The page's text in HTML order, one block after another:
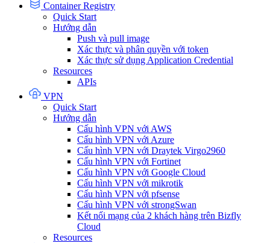
Container Registry
Quick Start
Hướng dẫn
Push và pull image
Xác thực và phân quyền với token
Xác thực sử dụng Application Credential
Resources
APIs
VPN
Quick Start
Hướng dẫn
Cấu hình VPN với AWS
Cấu hình VPN với Azure
Cấu hình VPN với Draytek Virgo2960
Cấu hình VPN với Fortinet
Cấu hình VPN với Google Cloud
Cấu hình VPN với mikrotik
Cấu hình VPN với pfsense
Cấu hình VPN với strongSwan
Kết nối mạng của 2 khách hàng trên Bizfly
Cloud
Resources